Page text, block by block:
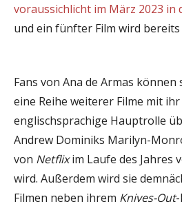
voraussichlicht im März 2023 in
und ein fünfter Film wird
Fans von Ana de Armas
eine Reihe weiterer Filme mit
englischsprachige Hauptrolle
Andrew Dominiks Marilyn-
von Netflixim Laufe des Jahres
wird. Außerdem wird sie
Filmen neben ihrem Knives-Out-